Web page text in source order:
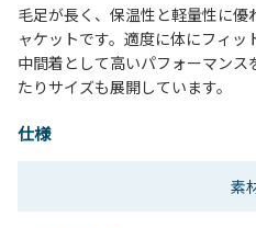
毛足が長く、保温性と軽量性に
ャケットです。適度に体にフィッ
中間着として高いパフォーマンス
たりサイズも展開しています。
仕様
素